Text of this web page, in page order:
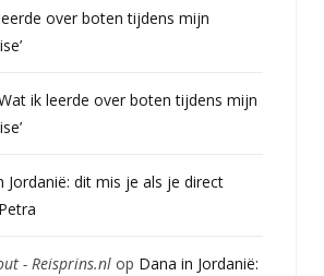
over boten tijdens mijn
ik leerde over boten tijdens mijn
Jordanië: dit mis je als je direct
- Reisprins.nl op Dana in Jordanië: